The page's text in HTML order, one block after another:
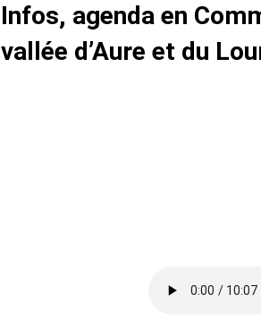
Infos, agenda en
vallée d’Aure et du